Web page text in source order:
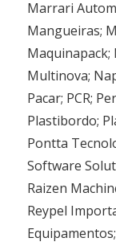
Marrari
Mangueiras;
Maquinapack;
Multinova;
Pacar; PCR;
Plastibordo;
Pontta
Software
Raizen
Reypel